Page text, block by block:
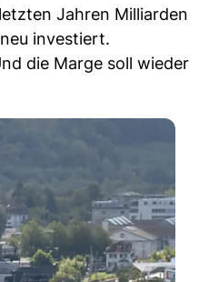
Jahren Milliarden
investiert.
die Marge soll wieder